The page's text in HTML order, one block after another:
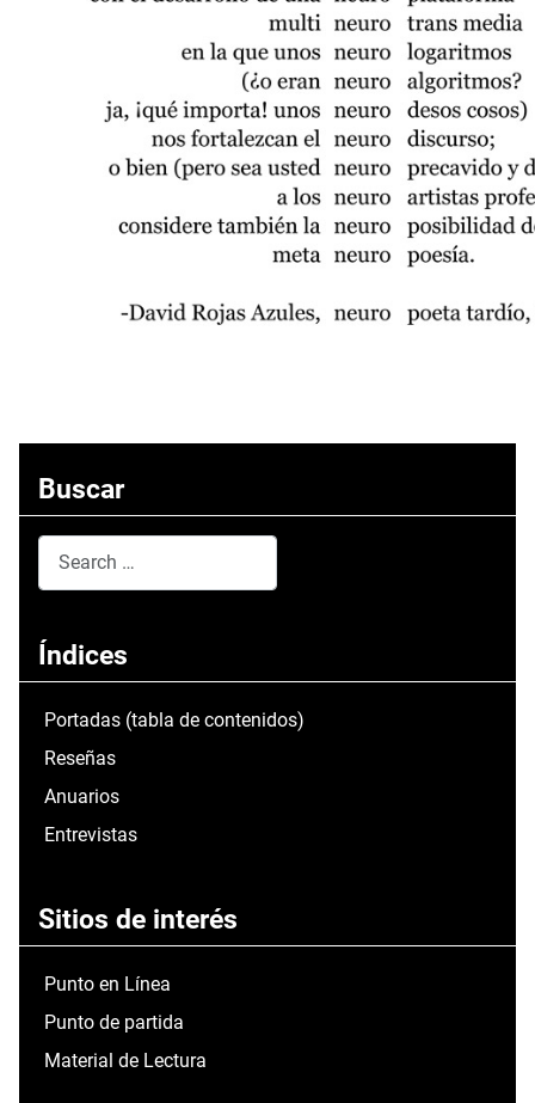
Buscar
Índices
Portadas (tabla de contenidos)
Reseñas
Anuarios
Entrevistas
Sitios de interés
Punto en Línea
Punto de partida
Material de Lectura